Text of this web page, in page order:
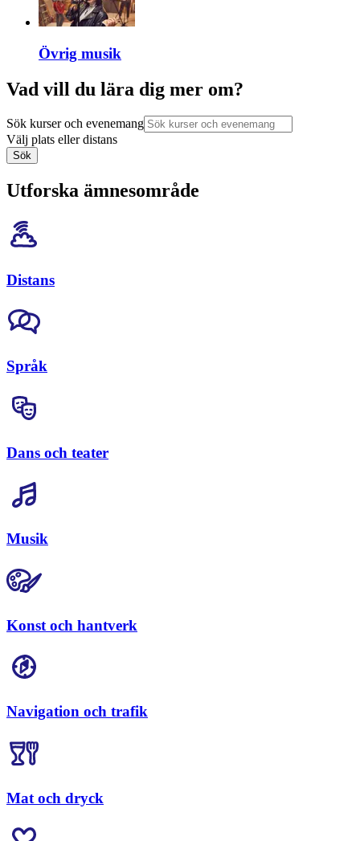
Övrig musik
Vad vill du lära dig mer om?
Sök kurser och evenemang
Välj plats eller distans
Sök
Utforska ämnesområde
Distans
Språk
Dans och teater
Musik
Konst och hantverk
Navigation och trafik
Mat och dryck